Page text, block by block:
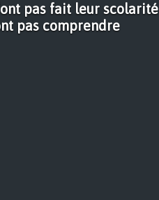
pas fait leur
pas comprendre